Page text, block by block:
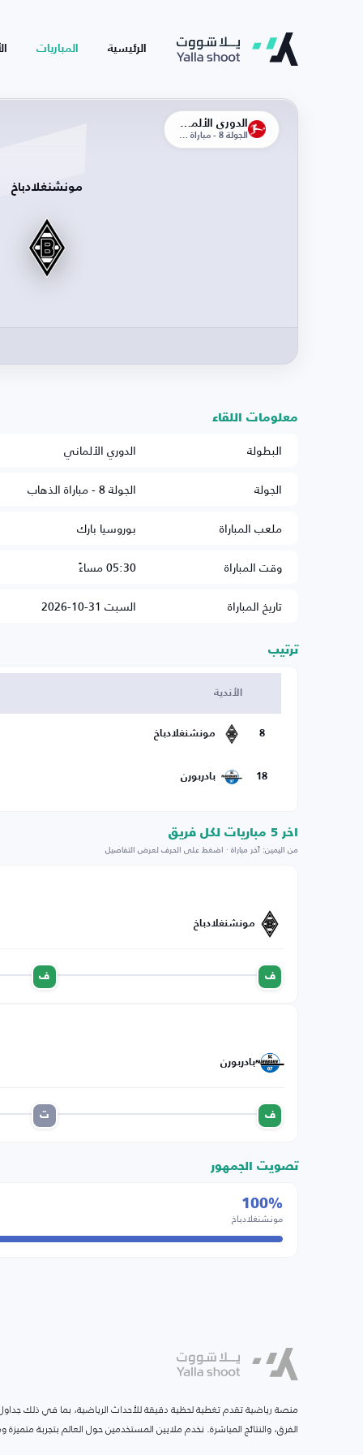
الرئيسية المباريات
الجولة 8 - مباراة الذهاب
مونشنغلادباخ
معلومات اللقاء
البطولة
الدوري الألماني
الجولة
الجولة 8 - مباراة الذهاب
ملعب المباراة
بوروسيا بارك
وقت المباراة
05:30 مساءً
تاريخ المباراة
السبت 31-10-2026
ترتيب
الأندية
8 مونشنغلادباخ
18 بادربورن
اخر 5 مباريات لكل فريق
من اليمين: آخر مباراة · اضغط على الحرف لعرض التفاصيل
مونشنغلادباخ
ف ف
بادربورن
ف ت
تصويت الجمهور
100%
مونشنغلادباخ
منصة رياضية تقدم تغطية لحظية دقيقة للأحداث الرياضية، بما في ذلك جداول
الفرق، والنتائج المباشرة. نخدم ملايين المستخدمين حول العالم بتجربة